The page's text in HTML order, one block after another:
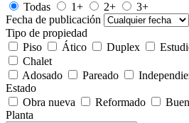
Todas
1+ 2+
3+
Fecha de publicación
Tipo de propiedad
Piso
Ático Duplex
Chalet
Adosado
Pareado
Estado
Obra nueva
Reformado
Planta